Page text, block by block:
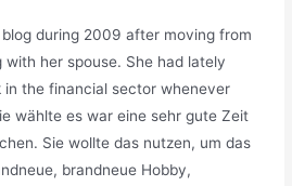
during 2009 after moving from
her spouse. She had lately
in the financial sector whenever
wählte es war eine sehr gute Zeit
Sie wollte das nutzen, um das
brandneue Hobby,